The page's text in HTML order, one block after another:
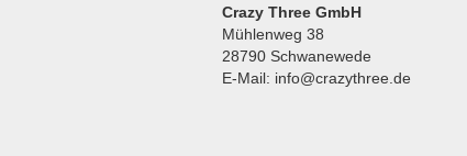
Crazy Three GmbH
Mühlenweg 38
28790 Schwanewede
E-Mail: info@crazythree.de